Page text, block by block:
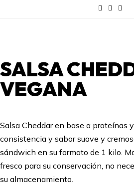
SALSA
VEGANA
Salsa Cheddar en base a proteínas
consistencia y sabor suave y
sándwich en su formato de 1 kilo.
fresco para su conservación, no
su almacenamiento.